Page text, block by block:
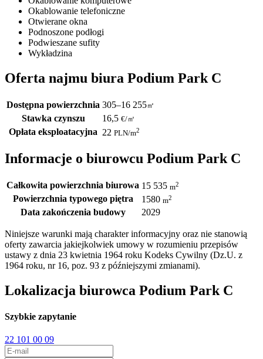
Okablowanie telefoniczne
Otwierane okna
Podnoszone podłogi
Podwieszane sufity
Wykładzina
Oferta najmu biura Podium Park C
Dostępna powierzchnia 305–16 255㎡
Stawka czynszu 16,5 €/㎡
Opłata eksploatacyjna 22 PLN/m2
Informacje o biurowcu Podium Park C
Całkowita powierzchnia biurowa 15 535 m2
Powierzchnia typowego piętra 1580 m2
Data zakończenia budowy 2029
Niniejsze warunki mają charakter informacyjny oraz nie stanowią
oferty zawarcia jakiejkolwiek umowy w rozumieniu przepisów
ustawy z dnia 23 kwietnia 1964 roku Kodeks Cywilny (Dz.U. z
1964 roku, nr 16, poz. 93 z późniejszymi zmianami).
Lokalizacja biurowca Podium Park C
Szybkie zapytanie
22 101 00 09